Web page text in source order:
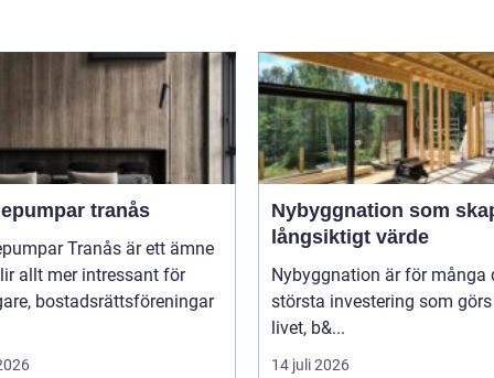
tranås
Tranås är ett ämne
allt mer intressant för
bostadsrättsföreningar
Nybyggnation som
långsiktigt värde
Nybyggnation är för många
största investering som
livet, b&...
14 juli 2026